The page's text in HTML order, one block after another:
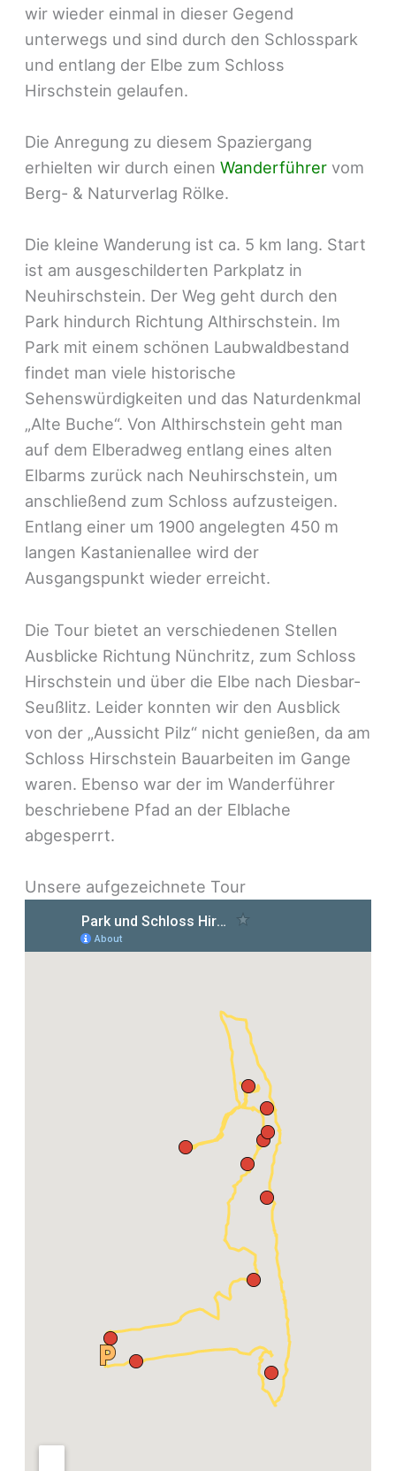
wir wieder einmal in dieser Gegend
unterwegs und sind durch den Schlosspark
und entlang der Elbe zum Schloss
Hirschstein gelaufen.
Die Anregung zu diesem Spaziergang
erhielten wir durch einenWanderführer vom
Berg- & Naturverlag Rölke.
Die kleine Wanderung ist ca. 5 km lang. Start
ist am ausgeschilderten Parkplatz in
Neuhirschstein. Der Weg geht durch den
Park hindurch Richtung Althirschstein. Im
Park mit einem schönen Laubwaldbestand
findet man viele historische
Sehenswürdigkeiten und das Naturdenkmal
„Alte Buche“. Von Althirschstein geht man
auf dem Elberadweg entlang eines alten
Elbarms zurück nach Neuhirschstein, um
anschließend zum Schloss aufzusteigen.
Entlang einer um 1900 angelegten 450 m
langen Kastanienallee wird der
Ausgangspunkt wieder erreicht.
Die Tour bietet an verschiedenen Stellen
Ausblicke Richtung Nünchritz, zum Schloss
Hirschstein und über die Elbe nach Diesbar-
Seußlitz. Leider konnten wir den Ausblick
von der „Aussicht Pilz“ nicht genießen, da am
Schloss Hirschstein Bauarbeiten im Gange
waren. Ebenso war der im Wanderführer
beschriebene Pfad an der Elblache
abgesperrt.
Unsere aufgezeichnete Tour